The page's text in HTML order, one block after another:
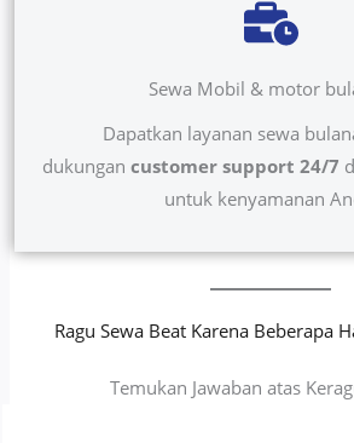
Sewa Mobil & motor
Dapatkan layanan sewa
dukungan customer support 24/7
untuk kenyamanan
Ragu Sewa Beat Karena Beberapa
Temukan Jawaban atas